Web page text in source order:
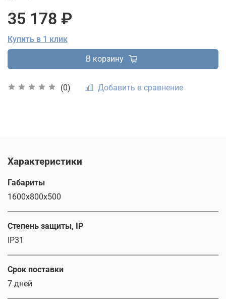
(0) Добавить в сравнение
35 178 ₽
Купить в 1 клик
В корзину
Характеристики
Габариты
1600х800х500
Степень защиты, IP
IP31
Срок поставки
7 дней